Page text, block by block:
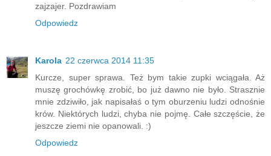
zajzajer. Pozdrawiam
Odpowiedz
Karola 22 czerwca 2014 11:35
Kurcze, super sprawa. Też bym takie zupki wciągała. Aż
muszę grochówkę zrobić, bo już dawno nie było. Strasznie
mnie zdziwiło, jak napisałaś o tym oburzeniu ludzi odnośnie
krów. Niektórych ludzi, chyba nie pojmę. Całe szczęście, że
jeszcze ziemi nie opanowali. :)
Odpowiedz